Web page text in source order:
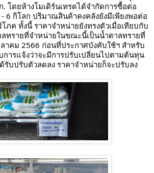
โดยห้างโมเดิร์นเทรดได้จำกัดการซื้อต่อ
6 กิโลก ปริมาณสินค้าคงคลังยังมีเพียงพอต่อ
ภค ทั้งนี้ ราคาจำหน่ายยังทรงตัวเมื่อเทียบกับ
ทรายที่จำหน่ายในขณะนี้เป็นน้ำตาลทรายที่
าคม 2566 ก่อนที่ประกาศบังคับใช้ฯ สำหรับ
การแจ้งว่าจะมีการปรับเปลี่ยนไปตามต้นทุน
บปรับตัวลดลง ราคาจำหน่ายก็จะปรับลง